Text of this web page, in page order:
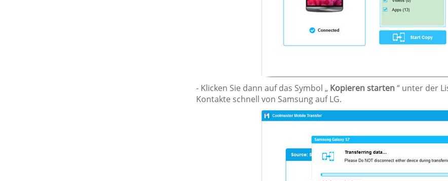
- Klicken Sie dann auf das Symbol „ Kopieren starten“ unter der
Kontakte schnell von Samsung auf LG.